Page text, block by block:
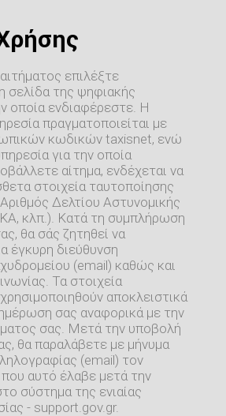
επιλέξτε
σελίδα της ψηφιακής
οποία ενδιαφέρεστε. Η
πραγματοποιείται με
κωδικών taxisnet, ενώ
για την οποία
αίτημα, ενδέχεται να
στοιχεία ταυτοποίησης
Δελτίου Αστυνομικής
κλπ.). Κατά τη συμπλήρωση
θα σάς ζητηθεί να
έγκυρη διεύθυνση
(email) καθώς και
Τα στοιχεία
αποκλειστικά
σας αναφορικά με την
σας. Μετά την υποβολή
θα παραλάβετε με μήνυμα
(email) τον
που αυτό έλαβε μετά την
σύστημα της ενιαίας
- support.gov.gr.